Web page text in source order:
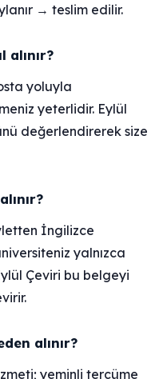
→ teslim edilir.
alınır?
yoluyla
yeterlidir. Eylül
değerlendirerek size
İngilizce
yalnızca
Çeviri bu belgeyi
alınır?
yeminli tercüme